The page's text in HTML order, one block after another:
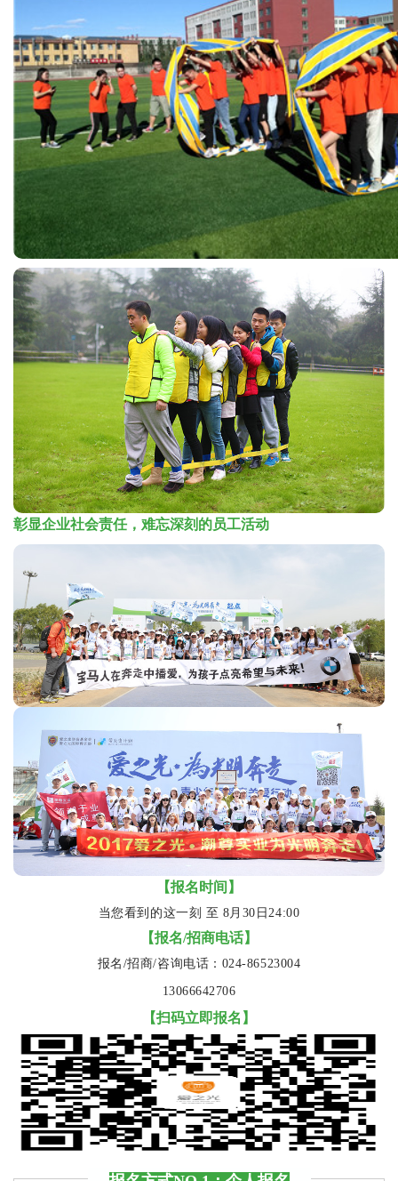
彰显企业社会责任，难忘深刻的员工活动
【报名时间 】
当您看到的这一刻 至 8月30日24:00
【报名/招商电话】
报名/招商/咨询电话：024-86523004
13066642706
【扫码立即报名】